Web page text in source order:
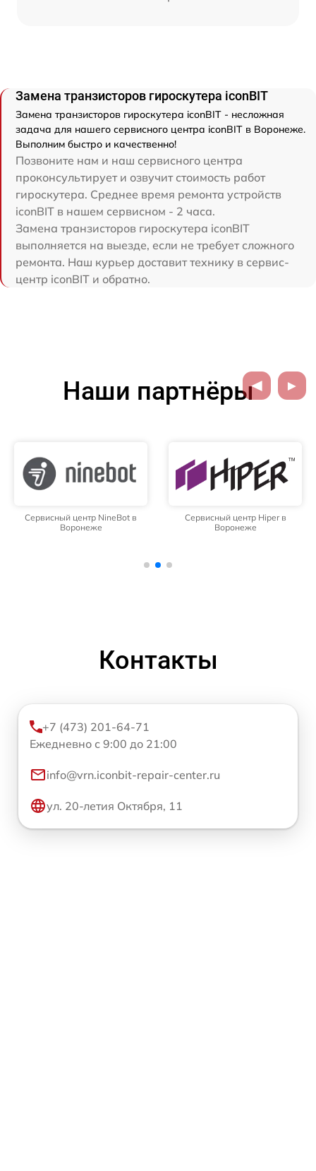
Замена транзисторов гироскутера iconBIT
Замена транзисторов гироскутера iconBIT - несложная
задача для нашего сервисного центра iconBIT в Воронеже.
Выполним быстро и качественно!
Позвоните нам и наш сервисного центра
проконсультирует и озвучит стоимость работ
гироскутера. Среднее время ремонта устройств
iconBIT в нашем сервисном - 2 часа.
Замена транзисторов гироскутера iconBIT
выполняется на выезде, если не требует сложного
ремонта. Наш курьер доставит технику в сервис-
центр iconBIT и обратно.
Наши партнёры
Сервисный центр NineBot в
Воронеже
Сервисный центр Hiper в
Воронеже
Контакты
+7 (473) 201-64-71
Ежедневно с 9:00 до 21:00
info@vrn.iconbit-repair-center.ru
ул. 20-летия Октября, 11